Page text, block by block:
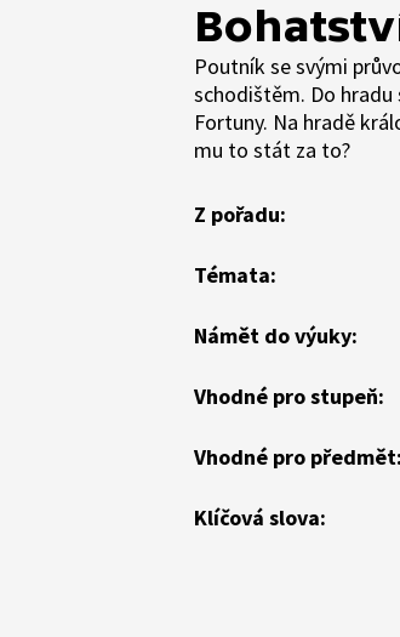
Poutník se svými
schodištěm. Do
Fortuny. Na hradě
mu to stát za to?
Z pořadu:
Témata:
Námět do výuky:
Vhodné pro stupeň:
Vhodné pro předmět:
Klíčová slova: